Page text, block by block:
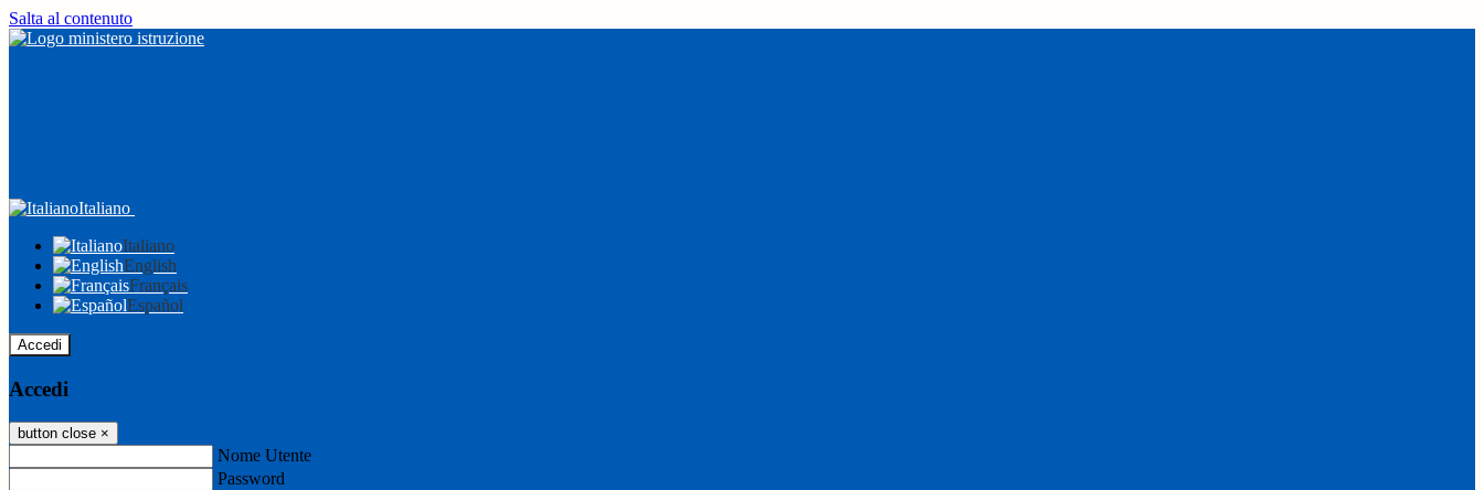
Salta al contenuto
Italiano
Italiano
English
Français
Español
Accedi
Accedi
button close ×
Nome Utente
Password